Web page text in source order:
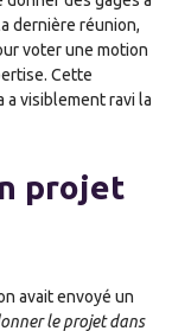
dernière réunion,
voter une motion
Cette
visiblement ravi la
projet
avait envoyé un
le projet dans